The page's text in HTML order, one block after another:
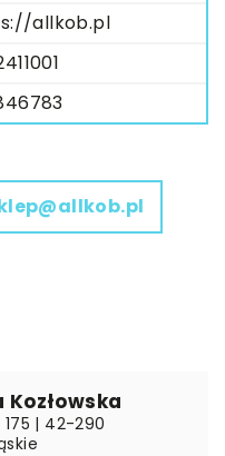
allkob.pl
Kozłowska
| 42-290